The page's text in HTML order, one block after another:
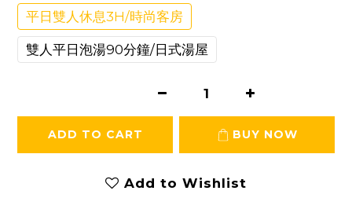
平日雙人休息3H/時尚客房
雙人平日泡湯90分鐘/日式湯屋
ADD TO CART BUY NOW
Add to Wishlist